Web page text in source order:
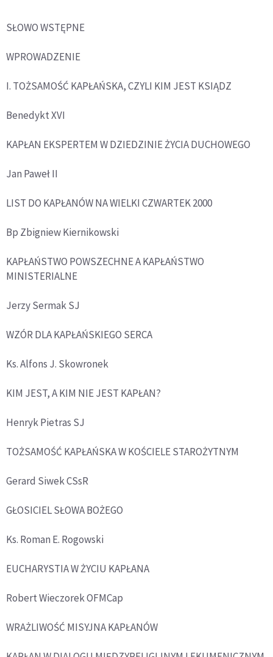
SŁOWO WSTĘPNE
WPROWADZENIE
I. TOŻSAMOŚĆ KAPŁAŃSKA, CZYLI KIM JEST KSIĄDZ
Benedykt XVI
KAPŁAN EKSPERTEM W DZIEDZINIE ŻYCIA DUCHOWEGO
Jan Paweł II
LIST DO KAPŁANÓW NA WIELKI CZWARTEK 2000
Bp Zbigniew Kiernikowski
KAPŁAŃSTWO POWSZECHNE A KAPŁAŃSTWO
MINISTERIALNE
Jerzy Sermak SJ
WZÓR DLA KAPŁAŃSKIEGO SERCA
Ks. Alfons J. Skowronek
KIM JEST, A KIM NIE JEST KAPŁAN?
Henryk Pietras SJ
TOŻSAMOŚĆ KAPŁAŃSKA W KOŚCIELE STAROŻYTNYM
Gerard Siwek CSsR
GŁOSICIEL SŁOWA BOŻEGO
Ks. Roman E. Rogowski
EUCHARYSTIA W ŻYCIU KAPŁANA
Robert Wieczorek OFMCap
WRAŻLIWOŚĆ MISYJNA KAPŁANÓW